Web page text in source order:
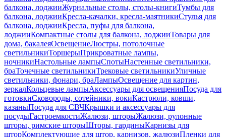
балкона, лоджииЖурнальные столы, столы-книгиТумбы для
балкона, лоджииКресла-качалки, кресла-маятникиСтулья для
балкона, лоджииКресла, пуфы для балкона,
лоджииКомпактные столы для балкона, лоджииТовары для
дома, бакалеяОсвещениеЛюстры, потолочные
светильникиТоршерыПрикроватные лампы,
ночникиНастольные лампыСпотыНастенные светильники,
браТочечные светильникиТрековые светильникиУличные
светильники, фонари, браЛампыОсвещение для картин,
зеркалКольцевые лампыАксессуары для освещенияПосуда для
готовкиСковороды, сотейники, вокиКастрюли, ковши,
казаныПосуда для СВЧКрышки и аксессуары для
посудыГастроемкостиЖалюзи, шторыЖалюзи, рулонные
шторы, римские шторыШторы, гардиныКарнизы для
шторКомплектующие для штор, карнизов, жалюзиПленки для